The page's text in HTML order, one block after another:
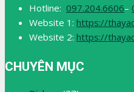
Hotline: 097.204.6606–
Website 1: https://
Website 2: https://
CHUYÊN MỤC